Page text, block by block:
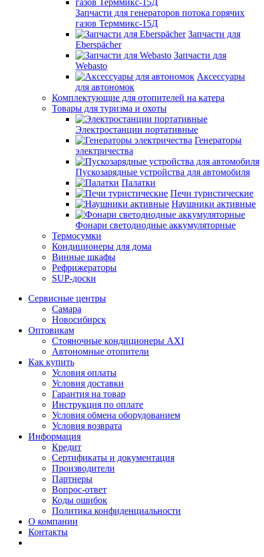
Запчасти для генераторов потока горячих
газов Терммикс-15Д
Запчасти для
Eberspächer
Запчасти для
Webasto
Аксессуары
для автономок
Комплектующие для отопителей на катера
Товары для туризма и охоты
Электростанции портативные
Генераторы
электричества
Пускозарядные устройства для автомобиля
Палатки
Печи туристические
Наушники активные
Фонари светодиодные аккумуляторные
Термосумки
Кондиционеры для дома
Винные шкафы
Рефрижераторы
SUP-доски
Сервисные центры
Самара
Новосибирск
Оптовикам
Стояночные кондиционеры AXI
Автономные отопители
Как купить
Условия оплаты
Условия доставки
Гарантия на товар
Инструкция по оплате
Условия обмена оборудованием
Условия возврата
Информация
Кредит
Сертификаты и документация
Производители
Партнеры
Вопрос-ответ
Коды ошибок
Политика конфиденциальности
О компании
Контакты